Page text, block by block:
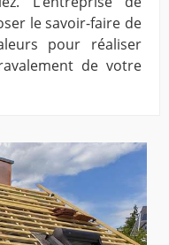
le savoir-faire de
pour réaliser
de votre